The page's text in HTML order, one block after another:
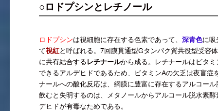
○ロドプシンとレチノール
ロドプシンは視細胞に存在する色素であって、 深青色に吸
て視紅と呼ばれる。7回膜貫通型Gタンパク質共役型受容
に共有結合するレチナールから成る。レチナールはビタ
できるアルデヒドであるため、ビタミンAの欠乏は夜盲症
ナールへの酸化反応は、網膜に豊富に存在するアルコー
飲むと失明するのは、メタノールからアルコール脱水素
デヒドが有毒なためである。